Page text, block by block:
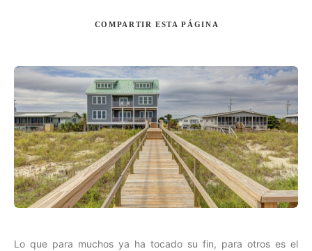
COMPARTIR ESTA PÁGINA
Lo que para muchos ya ha tocado su fin, para otros es el